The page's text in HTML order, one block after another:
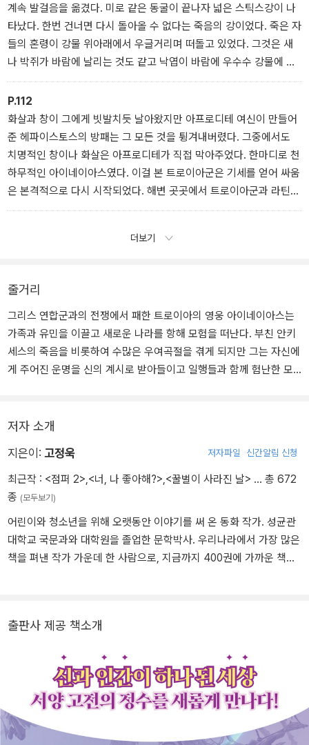
계속 발걸음을 옮겼다. 미로 같은 동굴이 끝나자 넓은 스틱스강이 나
타났다. 한번 건너면 다시 돌아올 수 없다는 죽음의 강이었다. 죽은 자
들의 혼령이 강물 위아래에서 우글거리며 떠돌고 있었다. 그것은 새
나 박쥐가 바람에 날리는 것도 같고 낙엽이 바람에 우수수 강물에 떨
어지는 것도 같았다. 그들은 모두 뱃사공 카론에게 외치고 있었다.
9장: 저승에 간 아이네이아스
P.112
화살과 창이 그에게 빗발치듯 날아왔지만 아프로디테 여신이 만들어
준 헤파이스토스의 방패는 그 모든 것을 튕겨내버렸다. 그중에서도
치명적인 창이나 화살은 아프로디테가 직접 막아주었다. 한마디로 천
하무적인 아이네이아스였다. 이걸 본 트로이아군은 기세를 얻어 싸움
은 본격적으로 다시 시작되었다. 해변 곳곳에서 트로이아군과 라틴군
이 치열하게 맞붙었다. 그들은 서로 얼굴을 부딪히며 일대일로 싸웠
13장: 저승에 간 아이네이아스
더보기
줄거리
그리스 연합군과의 전쟁에서 패한 트로이아의 영웅 아이네이아스는
가족과 유민을 이끌고 새로운 나라를 항해 모험을 떠난다. 부친 안키
세스의 죽음을 비롯하여 수많은 우여곡절을 겪게 되지만 그는 자신에
게 주어진 운명을 신의 계시로 받아들이고 일행들과 함께 험난한 모
나라를 세운다.
저자 소개
지은이: 고정욱 저자파일 신간알림 신청
최근작 : <점퍼 2>,<너, 나 좋아해?>,<꿀벌이 사라진 날> … 총 672
종 (모두보기)
어린이와 청소년을 위해 오랫동안 이야기를 써 온 동화 작가. 성균관
대학교 국문과와 대학원을 졸업한 문학박사. 우리나라에서 가장 많은
책을 펴낸 작가 가운데 한 사람으로, 지금까지 400권에 가까운 책을
몸이 불편한 장애인으로 어린 시절 상처 주는 말 때문에 힘들었던 적
게 되었다. 그래서 어린이들이 서로를 이해하고, 자기 자신도 아끼며
살아가길 바라는 마음으로 이야기를 쓰고 있다. 2025년에 ‘아동 문학
의 노벨상’이라 불리는 린드그렌상(ALMA) 후보에 오르며 작품성과
따뜻한 마음을 세계적으로 인정받았다. 블로그 : blog.daum.net/kin
gkkojang 유튜브 : 고정욱TV
출판사 제공 책소개